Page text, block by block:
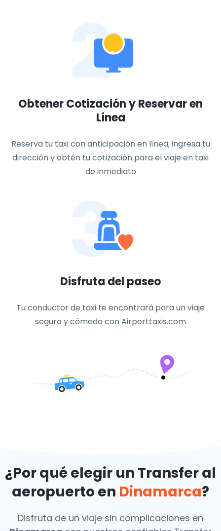
2
Obtener Cotización y Reservar en
Línea
Reserva tu taxi con anticipación en línea, ingresa tu
dirección y obtén tu cotización para el viaje en taxi
de inmediato
3
Disfruta del paseo
Tu conductor de taxi te encontrará para un viaje
seguro y cómodo con Airporttaxis.com
¿Por qué elegir un Transfer al
aeropuerto en Dinamarca?
Disfruta de un viaje sin complicaciones en